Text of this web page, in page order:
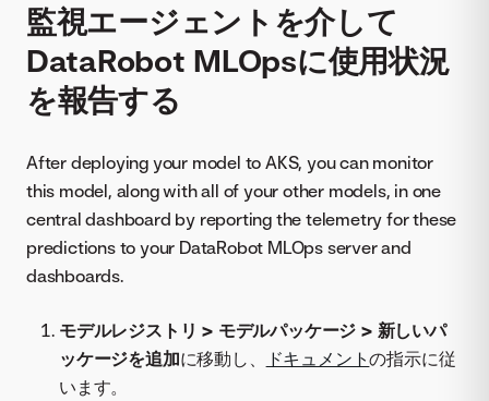
監視エージェントを介して
DataRobot MLOpsに使用状況
を報告する
After deploying your model to AKS, you can monitor
this model, along with all of your other models, in one
central dashboard by reporting the telemetry for these
predictions to your DataRobot MLOps server and
dashboards.
モデルレジストリ > モデルパッケージ > 新しいパ
ッケージを追加に移動し、 ドキュメントの指示に従
います。